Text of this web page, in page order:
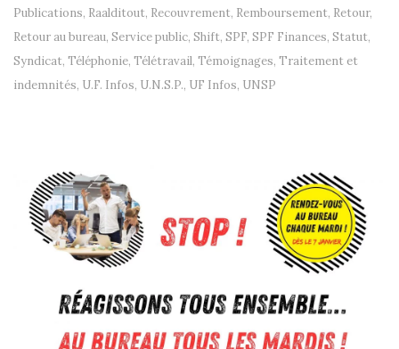
Publications, Raalditout, Recouvrement, Remboursement, Retour,
Retour au bureau, Service public, Shift, SPF, SPF Finances, Statut,
Syndicat, Téléphonie, Télétravail, Témoignages, Traitement et
indemnités, U.F. Infos, U.N.S.P., UF Infos, UNSP